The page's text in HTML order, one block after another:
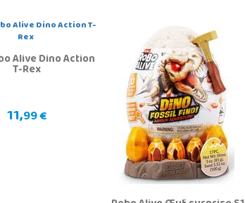
Alive Dino Action
T-Rex
11,99 €